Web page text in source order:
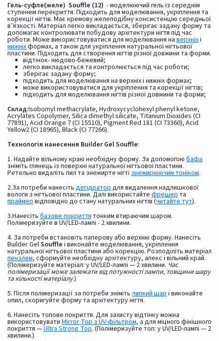
Гель-суфле(желе) Souffle (12) - моделюючий гель із середнім
ступенем перекриття. Підходить для моделювання, укріплення та
корекції нігтів. Має кремову желеподібну консистенцію середньої
в’язкості. Матеріал легко викладається, зберігає задану форму та
допомагає контролювати побудову архітектури нігтя під час
роботи. Може використовуватися для моделювання на верхніхі
нижніхформах, а також для укріплення натуральної нігтьової
пластини. Підходить для створення нігтів різної довжини та форми.
відтінок- нюдово-бежевий;
легко викладається та контролюється під час роботи;
зберігає задану форму;
підходить для моделювання на верхніх і нижніх формах;
може використовуватися для укріплення та корекції нігтів;
підходить для моделювання нігтів різної довжини та форми;
Склад:Isobomyl methacrylate, Hydroxycyclohexyl phenyl ketone,
Acrylates Copolymer, Silica dimethyl silicate, Titanium Dioxides (CI
77891), Acid Orange 7 (CI 15510), Pigment Red 181 (CI 73360), Acid
Yellow2 (CI 18965), Black (CI 77266).
Технологія нанесення Builder Gel Souffle:
1. Надайте вільному краю необхідну форму. За допомогою бафа
зніміть глянець із поверхні натуральної нігтьової пластини.
Ретельно видаліть пил та знежирте нігті знежирюючим тоніком.
2.За потреби нанесіть дегідратордля видалення надлишкової
вологи з нігтьової пластини. Далі використайте фрешерта
праймервідповідно до стану натуральних нігтів (читайте тут).
3.Нанесіть базове покриттятонким втираючим шаром.
Полімеризуйте в UV/LED-лампі - 2 хвилини.
4. За потреби встановіть паперову або верхню форму. Нанесіть
Builder GelSouffle і виконайте моделювання, укріплення
натуральної нігтьової пластини або корекцію. Розподіліть матеріал
пензлем, сформуйте необхідну архітектуру, апекс і вільний край.
(Полімеризуйте матеріал: у UV/LED-лампі — 2 хвилини. Час
полімеризації може залежати від потужності лампи, товщини шару
та кількості матеріалу.)
5. Після полімеризації за потреби зніміть липкий шарі виконайте
опил, скоригуйте форму та архітектуру нігтя.
6. Нанесіть топове покриття. Для захисту відтінку можна
використовувати Mirror Top з UV-фільтром, а для міцного фінішного
покриття —Ultra Strong Top. (Полімеризуйте топ: у UV/LED-лампі — 2
хвилини.)